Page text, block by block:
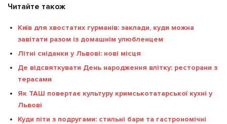
Читайте також
Київ для хвостатих гурманів: заклади, куди можна
завітати разом із домашнім улюбленцем
Літні сніданки у Львові: нові місця
Де відсвяткувати День народження влітку: ресторани з
терасами
Як ТАШ повертає культуру кримськотатарської кухні у
Львові
Куди піти з подругами: стильні бари та гастрономічні